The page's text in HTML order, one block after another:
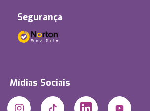
Segurança
Mídias Sociais